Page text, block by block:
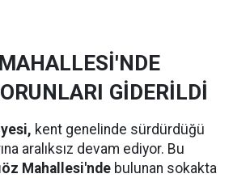
GİDERİLDİ
kent genelinde sürdürdüğü
aralıksız devam ediyor. Bu
Mahallesi'nde bulunan sokakta